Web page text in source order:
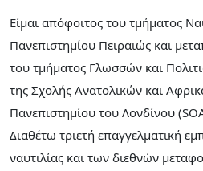
Είμαι απόφοιτος του τμήματος
Πανεπιστημίου Πειραιώς και
του τμήματος Γλωσσών και
της Σχολής Ανατολικών και
Πανεπιστημίου του Λονδίνου
Διαθέτω τριετή επαγγελματική
ναυτιλίας και των διεθνών